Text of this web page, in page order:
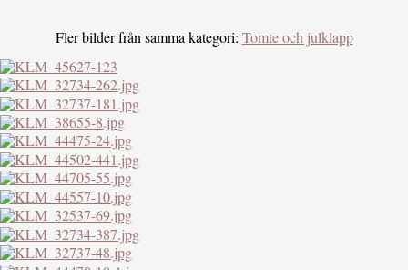
Fler bilder från samma kategori: Tomte och julklapp